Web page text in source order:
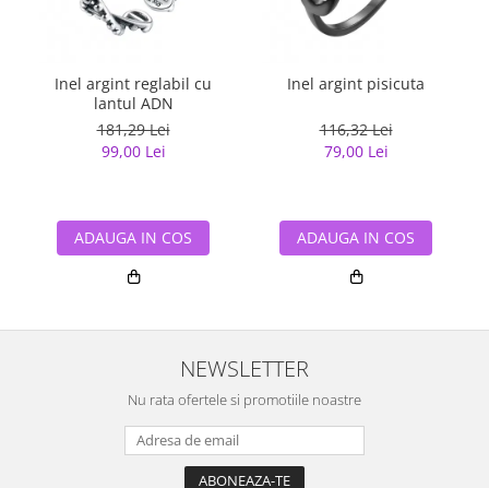
Inel argint reglabil cu
lantul ADN
181,29 Lei
99,00 Lei
ADAUGA IN COS
Inel argint pisicuta
116,32 Lei
79,00 Lei
ADAUGA IN COS
NEWSLETTER
Nu rata ofertele si promotiile noastre